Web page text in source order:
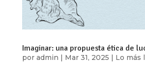
Imaginar: una propuesta ética de
por admin | Mar 31, 2025 | Lo más